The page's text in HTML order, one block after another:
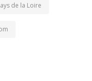
de la Loire